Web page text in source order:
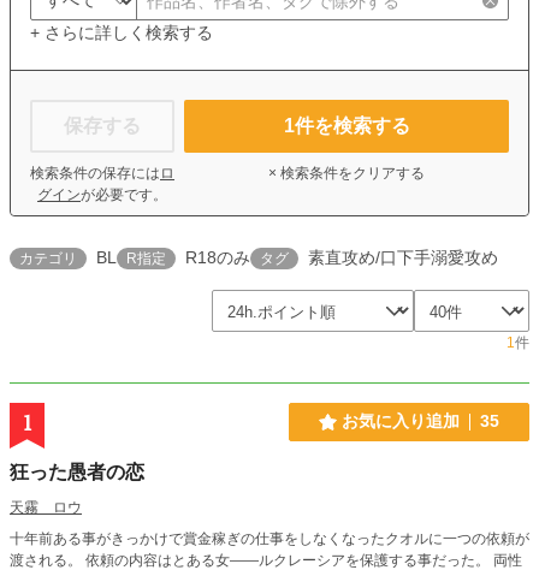
+ さらに詳しく検索する
保存する
検索条件の保存には ロ
グインが必要です。
1件を検索する
× 検索条件をクリアする
カテゴリ BL R指定 R18のみ タグ 素直攻め/口下手溺愛攻め
1件
1 お気に入り追加 35
狂った愚者の恋
天霧 ロウ
十年前ある事がきっかけで賞金稼ぎの仕事をしなくなったクオルに一つの依頼が
渡される。 依頼の内容はとある女――ルクレーシアを保護する事だった。 両性